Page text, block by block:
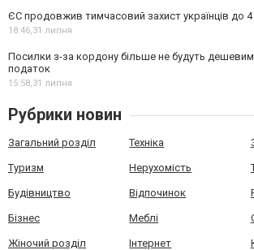
ЄС продовжив тимчасовий захист українців до
18:46,31 липня
Посилки з-за кордону більше не будуть
податок
15:58,31 липня
Рубрики новин
Загальний розділ Техніка
Туризм Нерухомість
Будівництво Відпочинок
Бізнес Меблі
Жіночий розділ Інтернет